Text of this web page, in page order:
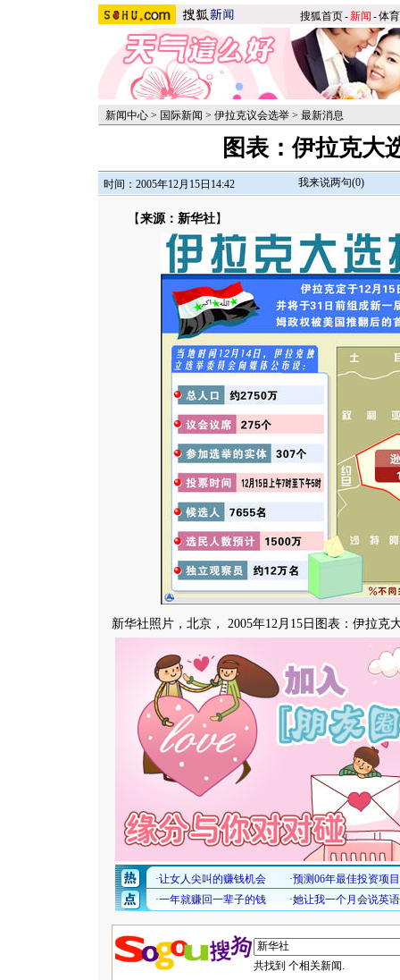
搜狐首页-新闻 -体育
新闻中心 > 国际新闻 > 伊拉克议会选举 > 最新消息
图表：伊拉克大
时间：2005年12月15日14:42 我来说两句(0)
【来源：新华社】
新华社照片，北京， 2005年12月15日图表：伊拉克
共找到 个相关新闻.